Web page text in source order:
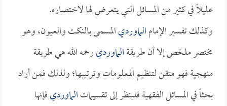
عليلاً في كثير من المسائل التي يتعرض لها لاختصاره.
وكذلك تفسير الإمامالماورديالمسمى بالنكت والعيون، وهو
مختصر ملخص إلا أن طريقةالماورديرحمه الله هي طريقة
منهجية فهو متقن لتنظيم المعلومات وترتيبها؛ ولذلك فمن أراد
بحثاً في المسائل الفقهية فلينظر إلى تقسيماتالماورديفإنها